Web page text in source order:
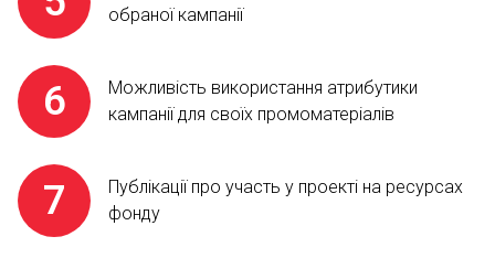
обраної кампанії
Можливість використання атрибутики
кампанії для своїх промоматеріалів
Публікації про участь у проекті на ресурсах
фонду